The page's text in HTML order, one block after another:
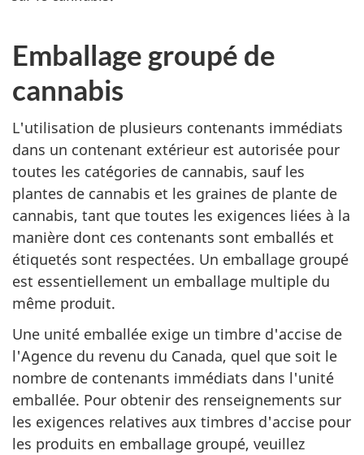
Emballage groupé de
cannabis
L'utilisation de plusieurs contenants immédiats
dans un contenant extérieur est autorisée pour
toutes les catégories de cannabis, sauf les
plantes de cannabis et les graines de plante de
cannabis, tant que toutes les exigences liées à la
manière dont ces contenants sont emballés et
étiquetés sont respectées. Un emballage groupé
est essentiellement un emballage multiple du
même produit.
Une unité emballée exige un timbre d'accise de
l'Agence du revenu du Canada, quel que soit le
nombre de contenants immédiats dans l'unité
emballée. Pour obtenir des renseignements sur
les exigences relatives aux timbres d'accise pour
les produits en emballage groupé, veuillez